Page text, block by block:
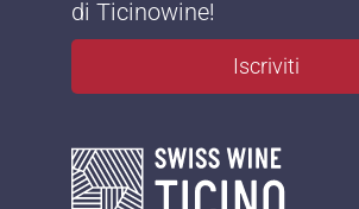
di Ticinowine!
Iscriviti